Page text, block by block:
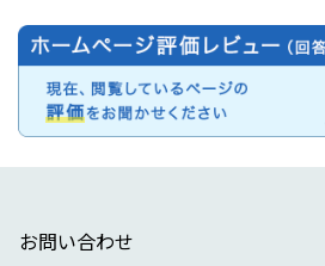
お問い合わせ